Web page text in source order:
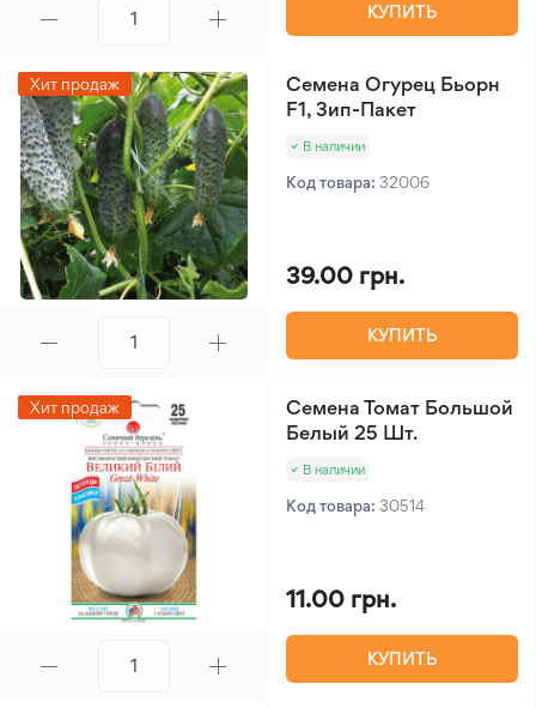
КУПИТЬ
Хит продаж
Семена Огурец Бьорн
F1, Зип-Пакет
В наличии
Код товара: 32006
39.00 грн.
КУПИТЬ
Хит продаж
Семена Томат Большой
Белый 25 Шт.
В наличии
Код товара: 30514
11.00 грн.
КУПИТЬ